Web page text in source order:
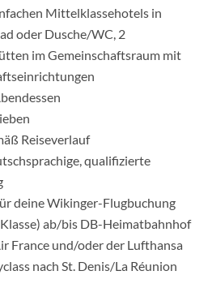
Mittelklassehotels in
oder Dusche/WC, 2
im Gemeinschaftsraum mit
Reiseverlauf
qualifizierte
deine Wikinger-Flugbuchung
ab/bis DB-Heimatbahnhof
France und/oder der Lufthansa
nach St. Denis/La Réunion